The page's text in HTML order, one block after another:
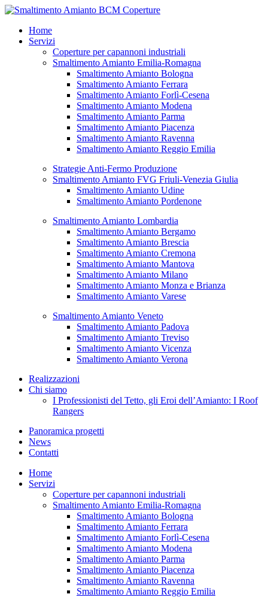
Vai
contenutoHome
Servizi
Coperture per capannoni industriali
Smaltimento Amianto Emilia-Romagna
Smaltimento Amianto Bologna
Smaltimento Amianto Ferrara
Smaltimento Amianto Forlì-Cesena
Smaltimento Amianto Modena
Smaltimento Amianto Parma
Smaltimento Amianto Piacenza
Smaltimento Amianto Ravenna
Smaltimento Amianto Reggio Emilia
Strategie Anti-Fermo Produzione
Smaltimento Amianto FVG Friuli-Venezia Giulia
Smaltimento Amianto Udine
Smaltimento Amianto Pordenone
Smaltimento Amianto Lombardia
Smaltimento Amianto Bergamo
Smaltimento Amianto Brescia
Smaltimento Amianto Cremona
Smaltimento Amianto Mantova
Smaltimento Amianto Milano
Smaltimento Amianto Monza e Brianza
Smaltimento Amianto Varese
Smaltimento Amianto Veneto
Smaltimento Amianto Padova
Smaltimento Amianto Treviso
Smaltimento Amianto Vicenza
Smaltimento Amianto Verona
Realizzazioni
Chi siamo
I Professionisti del Tetto, gli Eroi dell’Amianto: I Roof
Rangers
Panoramica progetti
News
Contatti
Home
Servizi
Coperture per capannoni industriali
Smaltimento Amianto Emilia-Romagna
Smaltimento Amianto Bologna
Smaltimento Amianto Ferrara
Smaltimento Amianto Forlì-Cesena
Smaltimento Amianto Modena
Smaltimento Amianto Parma
Smaltimento Amianto Piacenza
Smaltimento Amianto Ravenna
Smaltimento Amianto Reggio Emilia